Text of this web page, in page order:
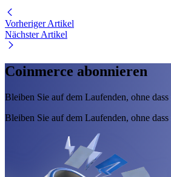
Vorheriger Artikel
Nächster Artikel
Coinmerce abonnieren
Bleiben Sie auf dem Laufenden, ohne
Bleiben Sie auf dem Laufenden, ohne